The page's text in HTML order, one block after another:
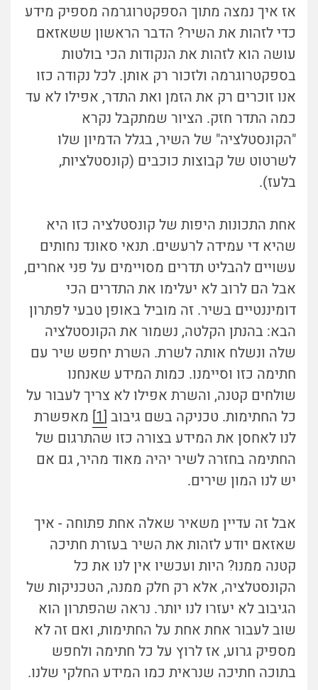
אז איך נמצה מתוך הספקטרוגרמה מספיק מידע
כדי לזהות את השיר? הדבר הראשון ששאזאם
עושה הוא לזהות את הנקודות הכי בולטות
בספקטרוגרמה ולזכור רק אותן. לכל נקודה כזו
אנו זוכרים רק את הזמן ואת התדר, אפילו לא עד
כמה התדר חזק. הציור שמתקבל נקרא
"הקונסטלציה" של השיר, בגלל הדמיון שלו
לשרטוט של קבוצות כוכבים (קונסטלציות,
בלעז).
אחת התכונות היפות של קונסטלציה כזו היא
שהיא די עמידה לרעשים. תנאי סאונד נחותים
עשויים להבליט תדרים מסויימים על פני אחרים,
אבל הם לרוב לא יעלימו את התדרים הכי
דומיננטיים בשיר. זה מוביל באופן טבעי לפתרון
הבא: בהנתן הקלטה, נשמור את הקונסטלציה
שלה ונשלח אותה לשרת. השרת יחפש שיר עם
חתימה כזו וסיימנו. כמות המידע שאנחנו
שולחים קטנה, והשרת אפילו לא צריך לעבור על
כל החתימות. טכניקה בשם גיבוב [1]
מאפשרת
לנו לאחסן את המידע בצורה כזו שהתרגום של
החתימה בחזרה לשיר יהיה מאוד מהיר, גם אם
יש לנו המון שירים.
אבל זה עדיין משאיר שאלה אחת פתוחה - איך
שאזאם יודע לזהות את השיר בעזרת חתיכה
קטנה ממנו? היות ועכשיו אין לנו את כל
הקונסטלציה, אלא רק חלק ממנה, הטכניקות של
הגיבוב לא יעזרו לנו יותר. נראה שהפתרון הוא
שוב לעבור אחת אחת על החתימות, ואם זה לא
מספיק גרוע, אז לרוץ על כל חתימה ולחפש
בתוכה חתיכה שנראית כמו המידע החלקי שלנו.